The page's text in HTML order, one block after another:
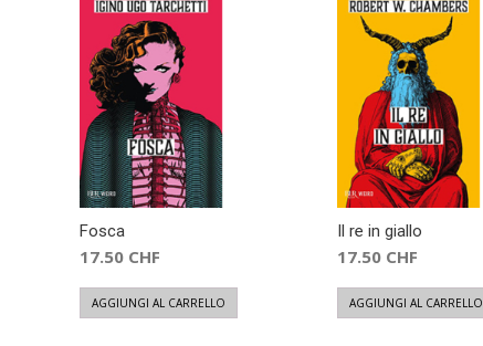
Fosca
17.50 CHF
AGGIUNGI AL CARRELLO
Il re in giallo
17.50 CHF
AGGIUNGI AL CARRELLO